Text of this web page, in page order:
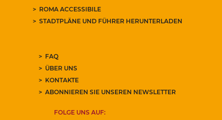
ROMA ACCESSIBILE
STADTPLÄNE UND FÜHRER HERUNTERLADEN
FAQ
ÜBER UNS
KONTAKTE
ABONNIEREN SIE UNSEREN NEWSLETTER
FOLGE UNS AUF: